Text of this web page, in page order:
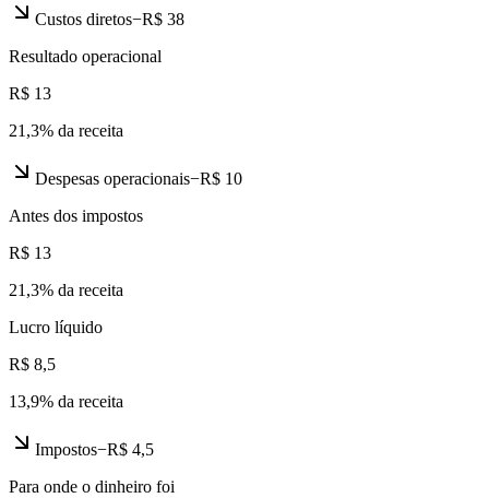
Custos diretos−R$ 38
Resultado operacional
R$ 13
21,3% da receita
Despesas operacionais−R$ 10
Antes dos impostos
R$ 13
21,3% da receita
Lucro líquido
R$ 8,5
13,9% da receita
Impostos−R$ 4,5
Para onde o dinheiro foi